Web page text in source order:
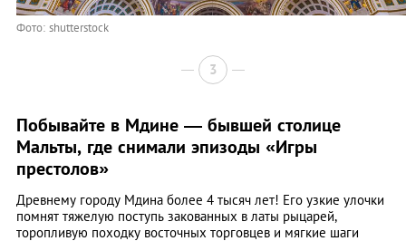
Фото: shutterstock
3
Побывайте в Мдине — бывшей столице
Мальты, где снимали эпизоды «Игры
престолов»
Древнему городу Мдина более 4 тысяч лет! Его узкие улочки
помнят тяжелую поступь закованных в латы рыцарей,
торопливую походку восточных торговцев и мягкие шаги